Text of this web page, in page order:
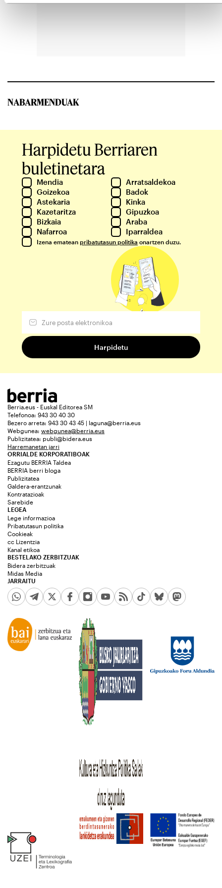
NABARMENDUAK
Harpidetu Berriaren
buletinetara
Mendia
Arratsaldekoa
Goizekoa
Badok
Astekaria
Kinka
Kazetaritza
Gipuzkoa
Bizkaia
Araba
Nafarroa
Iparraldea
Izena ematean pribatutasun politika onartzen duzu.
Berria.eus - Euskal Editorea SM
Telefonoa: 943 30 40 30
Bezero arreta: 943 30 43 45 | laguna@berria.eus
Webgunea: webgunea@berria.eus
Publizitatea: publi@bidera.eus
Harremanetan jarri
ORRIALDE KORPORATIBOAK
Ezagutu BERRIA Taldea
BERRIA berri bloga
Publizitatea
Galdera-erantzunak
Kontratazioak
Sarebide
JARRAITU
LEGEA
Lege informazioa
Pribatutasun politika
Cookieak
cc Lizentzia
Kanal etikoa
BESTELAKO ZERBITZUAK
Bidera zerbitzuak
Midas Media